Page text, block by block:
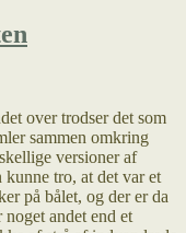
over trodser det som
sammen omkring
versioner af
tro, at det var et
på bålet, og der er da
noget andet end et